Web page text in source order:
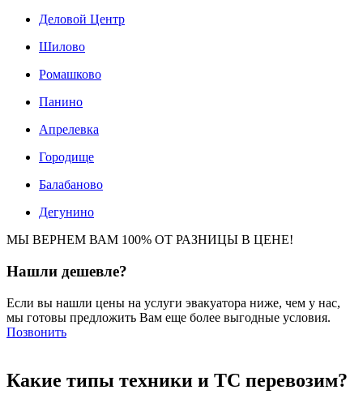
Деловой Центр
Шилово
Ромашково
Панино
Апрелевка
Городище
Балабаново
Дегунино
МЫ ВЕРНЕМ ВАМ 100% ОТ РАЗНИЦЫ В ЦЕНЕ!
Нашли дешевле?
Если вы нашли цены на услуги эвакуатора ниже, чем у нас,
мы готовы предложить Вам еще более выгодные условия.
Позвонить
Какие типы техники и ТС перевозим?